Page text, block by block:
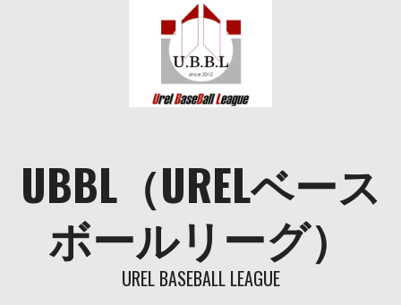
UBBL（URELベース
ボールリーグ）
UREL BASEBALL LEAGUE